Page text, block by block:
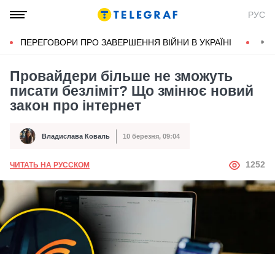
РУС
ПЕРЕГОВОРИ ПРО ЗАВЕРШЕННЯ ВІЙНИ В УКРАЇНІ
Провайдери більше не зможуть
писати безліміт? Що змінює новий
закон про інтернет
Автор Владислава Коваль
Дата публікації 10 березня, 09:04
ЧИТАТЬ НА РУССКОМ АВТОР
1252